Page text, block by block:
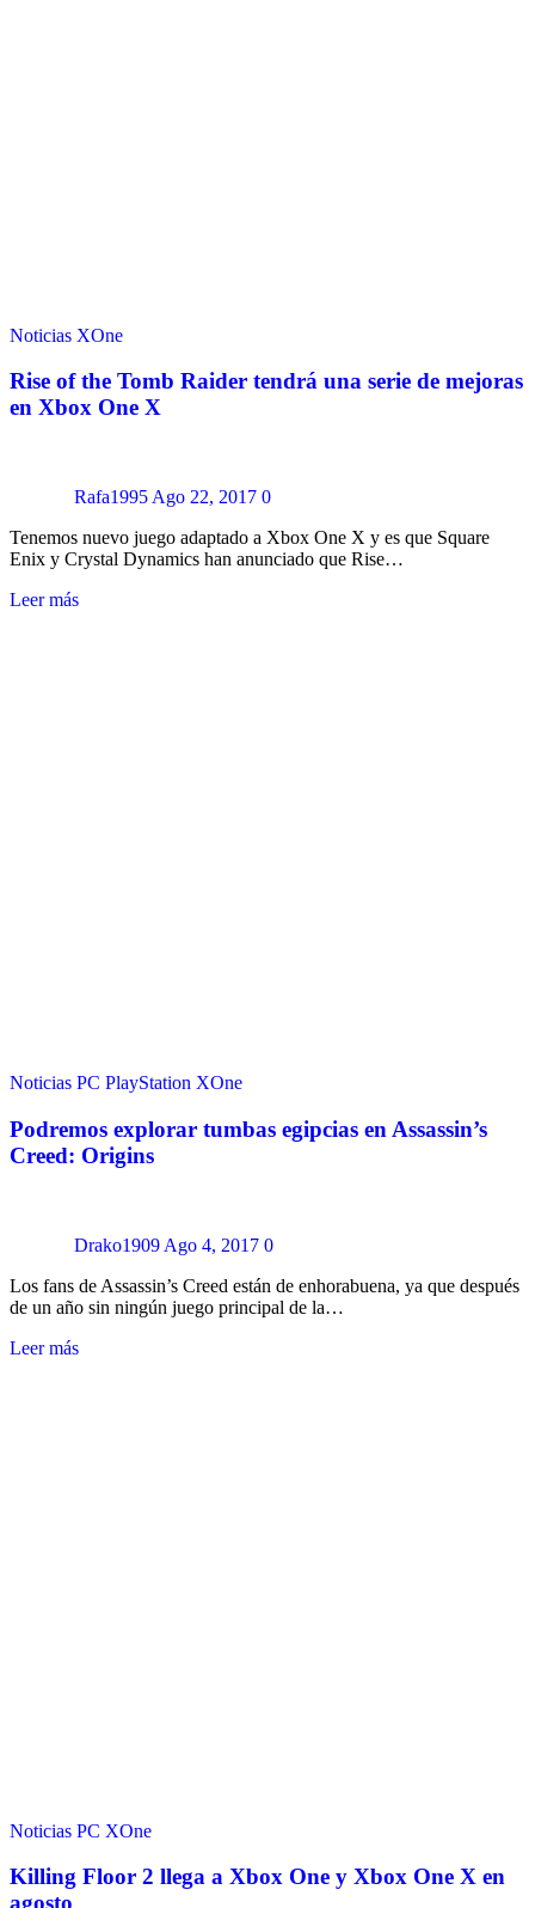
Noticias XOne
Rise of the Tomb Raider tendrá una serie de mejoras
en Xbox One X
Rafa1995 Ago 22, 2017 0
Tenemos nuevo juego adaptado a Xbox One X y es que Square
Enix y Crystal Dynamics han anunciado que Rise…
Leer más
Noticias PC PlayStation XOne
Podremos explorar tumbas egipcias en Assassin’s
Creed: Origins
Drako1909 Ago 4, 2017 0
Los fans de Assassin’s Creed están de enhorabuena, ya que después
de un año sin ningún juego principal de la…
Leer más
Noticias PC XOne
Killing Floor 2 llega a Xbox One y Xbox One X en